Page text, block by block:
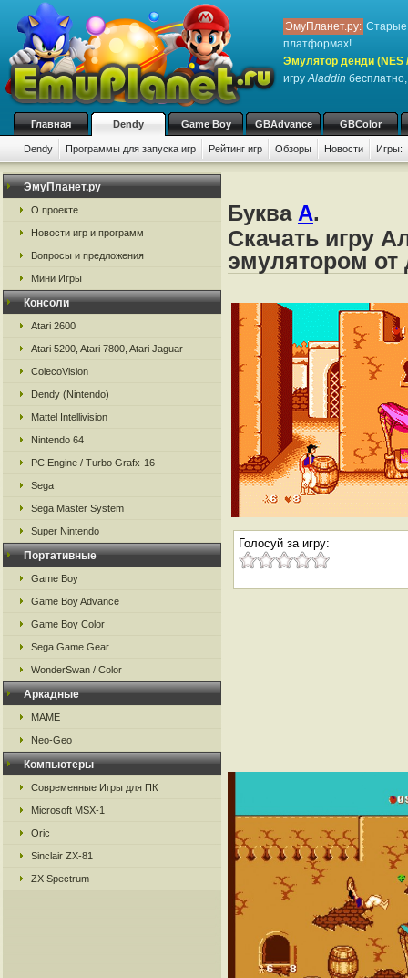
ЭмуПланет.ру: Старые
платформах!
Эмулятор денди (NES
игруAladdin бесплатно,
Главная Dendy Game Boy GBAdvance GBColor
Dendy Программы для запуска игр Рейтинг игр Обзоры Новости Игры:
ЭмуПланет.ру
О проекте
Новости игр и программ
Вопросы и предложения
Мини Игры
Консоли
Atari 2600
Atari 5200, Atari 7800, Atari Jaguar
ColecoVision
Dendy (Nintendo)
Mattel Intellivision
Nintendo 64
PC Engine / Turbo Grafx-16
Sega
Sega Master System
Super Nintendo
Портативные
Game Boy
Game Boy Advance
Game Boy Color
Sega Game Gear
WonderSwan / Color
Аркадные
MAME
Neo-Geo
Компьютеры
Современные Игры для ПК
Microsoft MSX-1
Oric
Sinclair ZX-81
ZX Spectrum
Буква A.
Скачать игру
эмулятором от
Голосуй за игру: